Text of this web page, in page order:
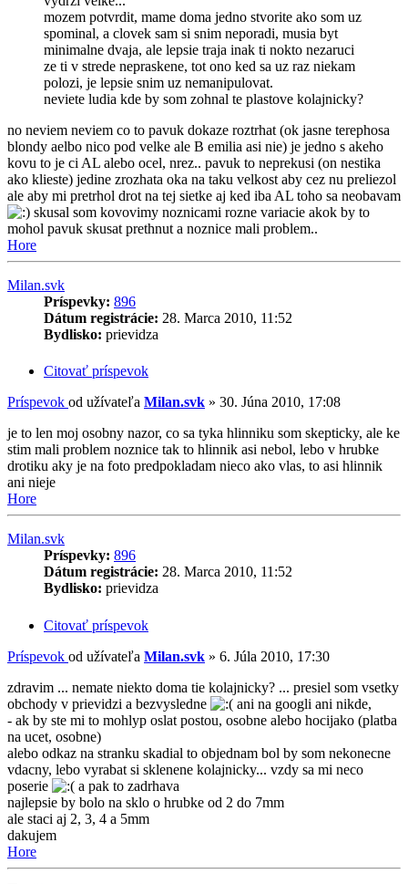
mozem potvrdit, mame doma jedno stvorite ako som uz
spominal, a clovek sam si snim neporadi, musia byt
minimalne dvaja, ale lepsie traja inak ti nokto nezaruci
ze ti v strede nepraskene, tot ono ked sa uz raz niekam
polozi, je lepsie snim uz nemanipulovat.
neviete ludia kde by som zohnal te plastove kolajnicky?
no neviem neviem co to pavuk dokaze roztrhat (ok jasne terephosa
blondy aelbo nico pod velke ale B emilia asi nie) je jedno s akeho
kovu to je ci AL alebo ocel, nrez.. pavuk to neprekusi (on nestika
ako klieste) jedine zrozhata oka na taku velkost aby cez nu preliezol
ale aby mi pretrhol drot na tej sietke aj ked iba AL toho sa neobavam
skusal som kovovimy noznicami rozne variacie akok by to
mohol pavuk skusat prethnut a noznice mali problem..
Hore
Milan.svk
Príspevky: 896
Dátum registrácie: 28. Marca 2010, 11:52
Bydlisko: prievidza
Citovať príspevok
Príspevok od užívateľa Milan.svk » 30. Júna 2010, 17:08
je to len moj osobny nazor, co sa tyka hlinniku som skepticky, ale ke
stim mali problem noznice tak to hlinnik asi nebol, lebo v hrubke
drotiku aky je na foto predpokladam nieco ako vlas, to asi hlinnik
ani nieje
Hore
Milan.svk
Príspevky: 896
Dátum registrácie: 28. Marca 2010, 11:52
Bydlisko: prievidza
Citovať príspevok
Príspevok od užívateľa Milan.svk » 6. Júla 2010, 17:30
zdravim ... nemate niekto doma tie kolajnicky? ... presiel som vsetky
obchody v prievidzi a bezvysledne
ani na googli ani nikde,
- ak by ste mi to mohlyp oslat postou, osobne alebo hocijako (platba
na ucet, osobne)
alebo odkaz na stranku skadial to objednam bol by som nekonecne
vdacny, lebo vyrabat si sklenene kolajnicky... vzdy sa mi neco
poserie
a pak to zadrhava
najlepsie by bolo na sklo o hrubke od 2 do 7mm
ale staci aj 2, 3, 4 a 5mm
dakujem
Hore